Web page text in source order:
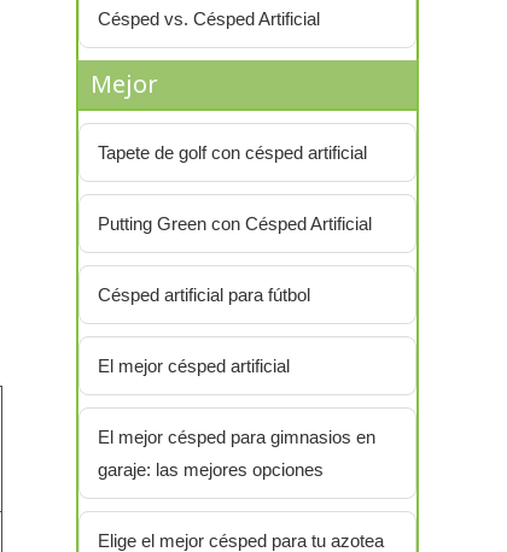
Césped vs. Césped Artificial
Mejor
Tapete de golf con césped artificial
Putting Green con Césped Artificial
Césped artificial para fútbol
El mejor césped artificial
El mejor césped para gimnasios en
garaje: las mejores opciones
Elige el mejor césped para tu azotea